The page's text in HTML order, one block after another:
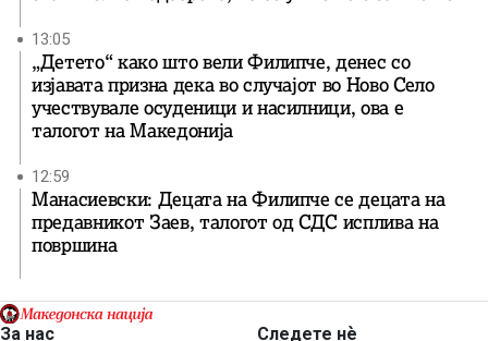
13:05
„Детето“ како што вели Филипче, денес со
изјавата призна дека во случајот во Ново Село
учествувале осуденици и насилници, ова е
талогот на Македонија
12:59
Манасиевски: Децата на Филипче се децата на
предавникот Заев, талогот од СДС исплива на
површина
За нас
Следете нѐ